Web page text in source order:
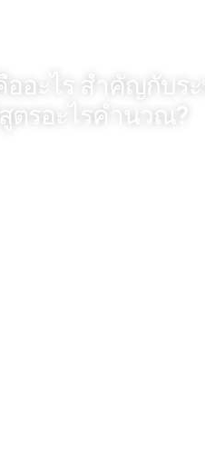
คืออะไร สำคัญกับ
สูตรอะไรคำนวณ?